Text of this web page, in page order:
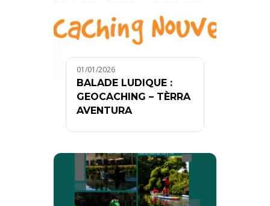
01/01/2026
BALADE LUDIQUE :
GEOCACHING – TÈRRA
AVENTURA